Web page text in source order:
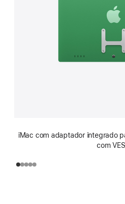
iMac com adaptador integrado
com